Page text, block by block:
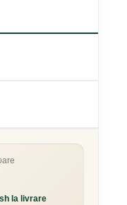
la livrare